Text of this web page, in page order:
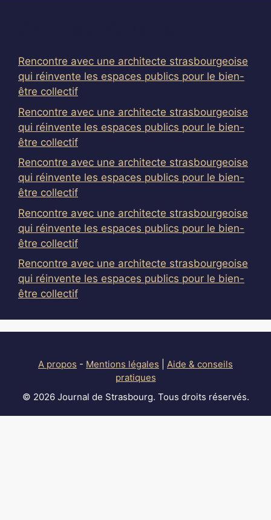
Rencontre avec une architecte strasbourgeoise
qui réinvente les espaces publics pour le bien-
être collectif
Rencontre avec une architecte strasbourgeoise
qui réinvente les espaces publics pour le bien-
être collectif
Rencontre avec une architecte strasbourgeoise
qui réinvente les espaces publics pour le bien-
être collectif
Rencontre avec une architecte strasbourgeoise
qui réinvente les espaces publics pour le bien-
être collectif
Rencontre avec une architecte strasbourgeoise
qui réinvente les espaces publics pour le bien-
être collectif
A propos - Mentions légales
Aide & conseils
pratiques
© 2026 Journal de Strasbourg. Tous droits réservés.